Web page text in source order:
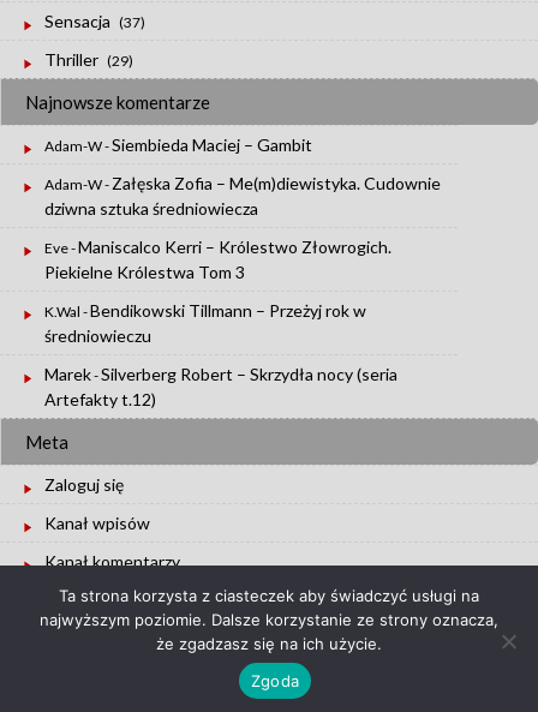
Sensacja (37)
Thriller (29)
Najnowsze komentarze
Adam-W-Siembieda Maciej – Gambit
Adam-W- Załęska Zofia – Me(m)diewistyka. Cudownie
dziwna sztuka średniowiecza
Eve-Maniscalco Kerri – Królestwo Złowrogich.
Piekielne Królestwa Tom 3
K.Wal -Bendikowski Tillmann – Przeżyj rok w
średniowieczu
Marek-Silverberg Robert – Skrzydła nocy (seria
Artefakty t.12)
Meta
Zaloguj się
Kanał wpisów
Kanał komentarzy
WordPress.org
Bookeaters.pl |WordPress Theme :
Ta strona korzysta z ciasteczek aby świadczyć usługi na
najwyższym poziomie. Dalsze korzystanie ze strony oznacza,
że zgadzasz się na ich użycie.
Zgoda